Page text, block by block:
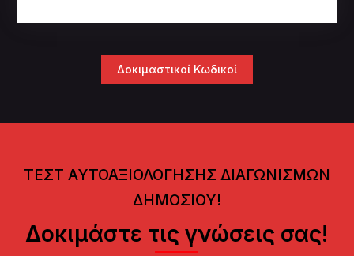
Δοκιμαστικοί Κωδικοί
ΤΕΣΤ ΑΥΤΟΑΞΙΟΛΟΓΗΣΗΣ ΔΙΑΓΩΝΙΣΜΩΝ
ΔΗΜΟΣΙΟΥ!
Δοκιμάστε τις γνώσεις σας!